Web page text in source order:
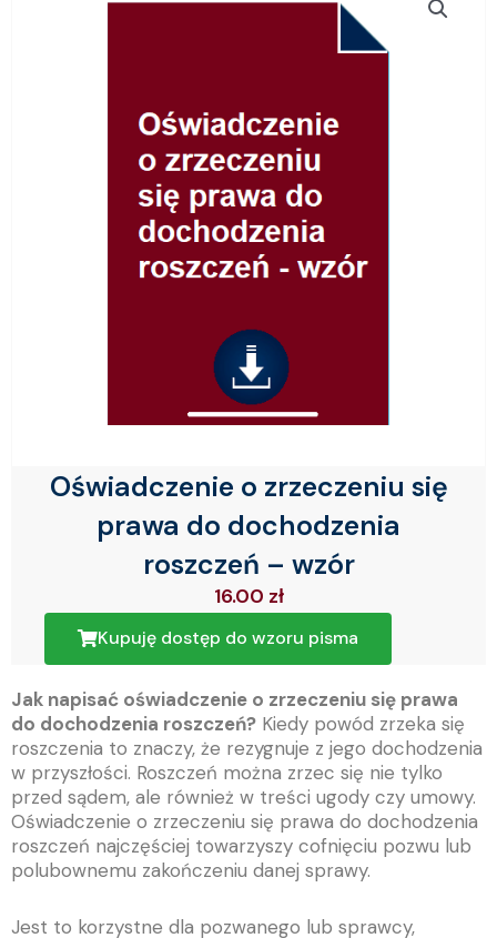
Oświadczenie o zrzeczeniu się
prawa do dochodzenia
roszczeń – wzór
16.00 zł
Kupuję dostęp do wzoru pisma
Jak napisać oświadczenie o zrzeczeniu się prawa
do dochodzenia roszczeń? Kiedy powód zrzeka się
roszczenia to znaczy, że rezygnuje z jego dochodzenia
w przyszłości. Roszczeń można zrzec się nie tylko
przed sądem, ale również w treści ugody czy umowy.
Oświadczenie o zrzeczeniu się prawa do dochodzenia
roszczeń najczęściej towarzyszy cofnięciu pozwu lub
polubownemu zakończeniu danej sprawy.
Jest to korzystne dla pozwanego lub sprawcy,